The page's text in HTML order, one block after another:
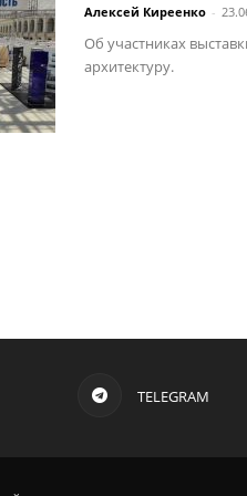
Алексей Киреенко -
Об участниках
архитектуру.
TELEGRAM